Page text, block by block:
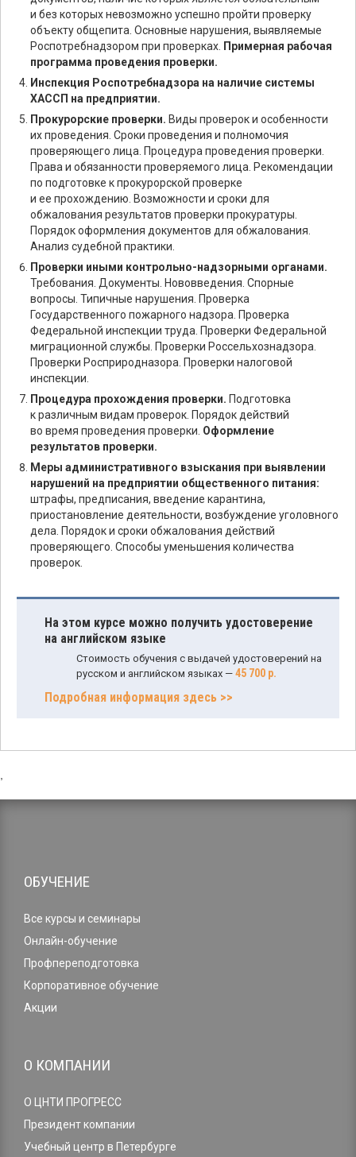
и без которых невозможно успешно пройти проверку
объекту общепита. Основные нарушения, выявляемые
Роспотребнадзором при проверках. Примерная рабочая
программа проведения проверки.
Инспекция Роспотребнадзора на наличие системы
ХАССП на предприятии.
Прокурорские проверки. Виды проверок и особенности
их проведения. Сроки проведения и полномочия
проверяющего лица. Процедура проведения проверки.
Права и обязанности проверяемого лица. Рекомендации
по подготовке к прокурорской проверке
и ее прохождению. Возможности и сроки для
обжалования результатов проверки прокуратуры.
Порядок оформления документов для обжалования.
Анализ судебной практики.
Проверки иными контрольно-надзорными органами.
Требования. Документы. Нововведения. Спорные
вопросы. Типичные нарушения. Проверка
Государственного пожарного надзора. Проверка
Федеральной инспекции труда. Проверки Федеральной
миграционной службы. Проверки Россельхознадзора.
Проверки Росприродназора. Проверки налоговой
инспекции.
Процедура прохождения проверки. Подготовка
к различным видам проверок. Порядок действий
во время проведения проверки. Оформление
результатов проверки.
Меры административного взыскания при выявлении
нарушений на предприятии общественного питания:
штрафы, предписания, введение карантина,
приостановление деятельности, возбуждение уголовного
дела. Порядок и сроки обжалования действий
проверяющего. Способы уменьшения количества
проверок.
На этом курсе можно получить удостоверение
на английском языке
Стоимость обучения с выдачей удостоверений на
русском и английском языках — 45 700 р.
Подробная информация здесь >>
ОБУЧЕНИЕ
Все курсы и семинары
Онлайн-обучение
Профпереподготовка
Корпоративное обучение
Акции
О КОМПАНИИ
О ЦНТИ ПРОГРЕСС
Президент компании
Учебный центр в Петербурге